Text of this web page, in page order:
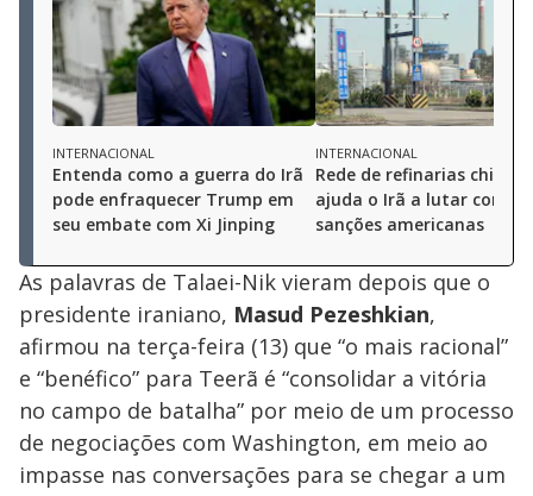
INTERNACIONAL
Entenda como a guerra do Irã
pode enfraquecer Trump em
seu embate com Xi Jinping
INTERNACIONAL
Rede de refinarias
ajuda o Irã a lutar contra
sanções americanas
As palavras de Talaei-Nik vieram depois que o
presidente iraniano, Masud Pezeshkian,
afirmou na terça-feira (13) que “o mais racional”
e “benéfico” para Teerã é “consolidar a vitória
no campo de batalha” por meio de um processo
de negociações com Washington, em meio ao
impasse nas conversações para se chegar a um